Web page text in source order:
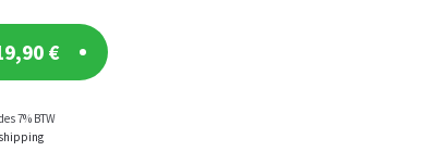
€
7% BTW
shipping